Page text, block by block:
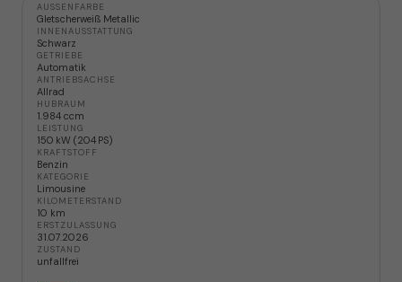
AUSSENFARBE
Gletscherweiß Metallic
INNENAUSSTATTUNG
Schwarz
GETRIEBE
Automatik
ANTRIEBSACHSE
Allrad
HUBRAUM
1.984 ccm
LEISTUNG
150 kW (204 PS)
KRAFTSTOFF
Benzin
KATEGORIE
Limousine
KILOMETERSTAND
10 km
ERSTZULASSUNG
31.07.2026
ZUSTAND
unfallfrei